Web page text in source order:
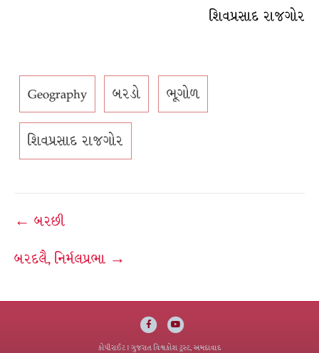
શિવપ્રસાદ રાજગોર
Geography બરડો ભૂગોળ
શિવપ્રસાદ રાજગોર
Post
navigation
← બરછી
બરદલૈ, નિર્મલપ્રભા →
FacebookYoutube
કોપીરાઈટ| ગુજરાત વિશ્વકોશ ટ્રસ્ટ, અમદાવાદ